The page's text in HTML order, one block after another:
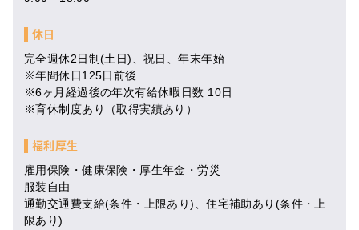
休日
完全週休2日制(土日)、祝日、年末年始
※年間休日125日前後
※6ヶ月経過後の年次有給休暇日数 10日
※育休制度あり（取得実績あり）
福利厚生
雇用保険・健康保険・厚生年金・労災
服装自由
通勤交通費支給(条件・上限あり)、住宅補助あり(条件・上
限あり)